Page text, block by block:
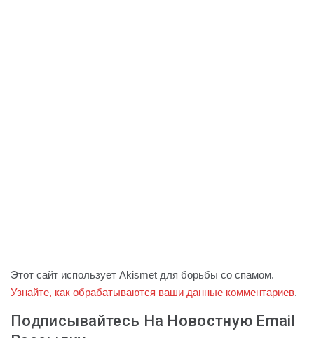
Этот сайт использует Akismet для борьбы со спамом.
Узнайте, как обрабатываются ваши данные комментариев.
Подписывайтесь На Новостную Email